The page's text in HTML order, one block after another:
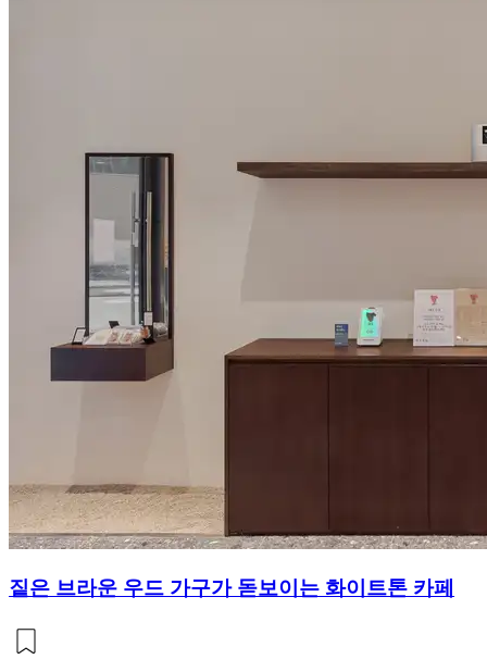
짙은 브라운 우드 가구가 돋보이는 화이트톤 카페